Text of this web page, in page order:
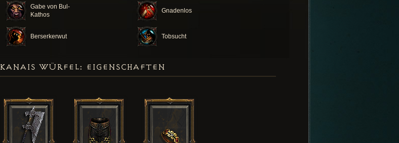
Gabe von Bul-
Kathos
Gnadenlos
Berserkerwut Tobsucht
KANAIS WÜRFEL: EIGENSCHAFTEN